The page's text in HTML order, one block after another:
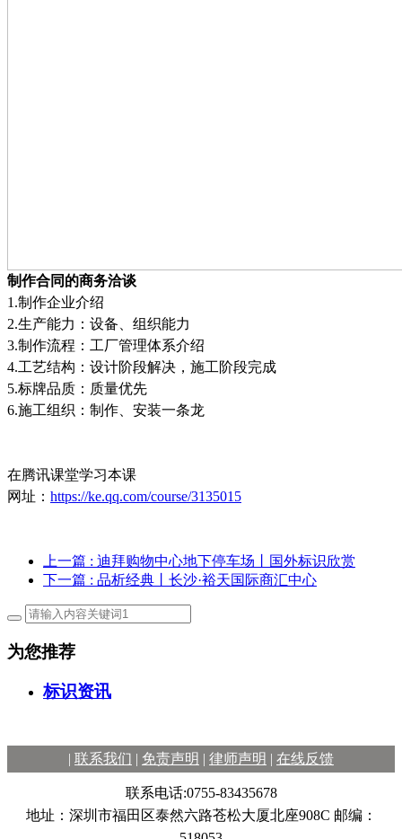
制作合同的商务洽谈
1.制作企业介绍
2.生产能力：设备、组织能力
3.制作流程：工厂管理体系介绍
4.工艺结构：设计阶段解决，施工阶段完成
5.标牌品质：质量优先
6.施工组织：制作、安装一条龙
在腾讯课堂学习本课
网址： https://ke.qq.com/course/3135015
上一篇 : 迪拜购物中心地下停车场丨国外标识欣赏
下一篇 : 品析经典丨长沙·裕天国际商汇中心
为您推荐
标识资讯
| 联系我们 | 免责声明 | 律师声明 | 在线反馈
联系电话:0755-83435678
地址：深圳市福田区泰然六路苍松大厦北座908C 邮编：